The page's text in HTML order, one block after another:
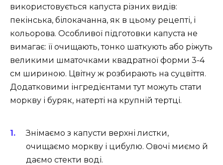
використовується капуста різних видів:
пекінська, білокачанна, як в цьому рецепті, і
кольорова. Особливої підготовки капуста не
вимагає: її очищають, тонко шаткують або ріжуть
великими шматочками квадратної форми 3-4
см шириною. Цвітну ж розбирають на суцвіття.
Додатковими інгредієнтами тут можуть стати
моркву і буряк, натерті на крупній тертці.
Знімаємо з капусти верхні листки,
очищаємо моркву і цибулю. Овочі миємо й
даємо стекти воді.